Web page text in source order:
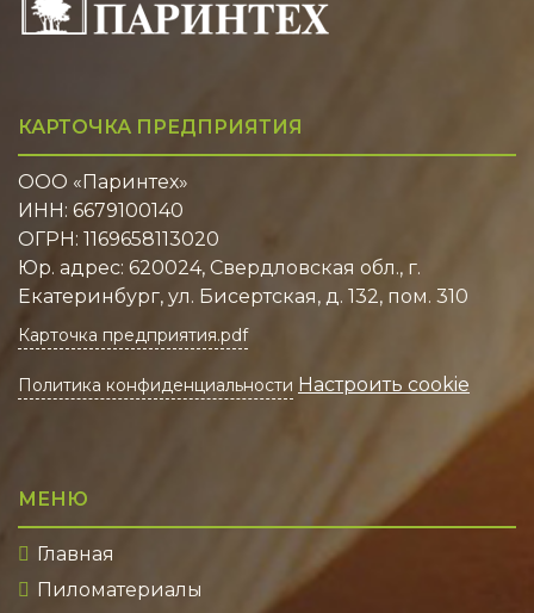
КАРТОЧКА ПРЕДПРИЯТИЯ
ООО «Паринтех»
ИНН: 6679100140
ОГРН: 1169658113020
Юр. адрес: 620024, Свердловская обл., г.
Екатеринбург, ул. Бисертская, д. 132, пом. 310
Карточка предприятия.pdf
Политика конфиденциальности Настроить cookie
МЕНЮ
Главная
Пиломатериалы